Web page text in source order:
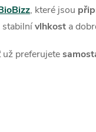
, které jsou
stabilnívlhkost a
preferujete